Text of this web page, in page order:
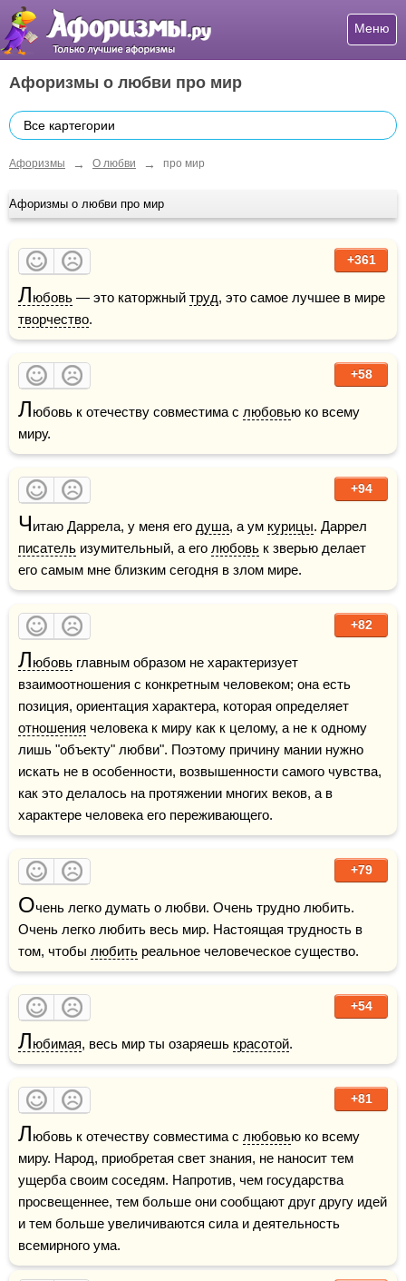
Меню
Афоризмы о любви про мир
Все картегории
Афоризмы → О любви → про мир
Афоризмы о любви про мир
+361
Любовь — это каторжный труд
творчество.
+58
Любовь к отечеству совместима с любовью ко всему
миру.
+94
Читаю Даррела, у меня его душа, а ум курицы
писатель изумительный, а его любовь к зверью делает
его самым мне близким сегодня в злом мире.
+82
Любовь главным образом не характеризует
взаимоотношения с конкретным человеком; она есть
отношения человека к миру как к целому, а не к одному
лишь "объекту" любви". Поэтому причину мании нужно
искать не в особенности, возвышенности самого чувства,
как это делалось на протяжении многих веков, а в
характере человека его переживающего.
+79
Очень легко думать о любви. Очень трудно любить.
Очень легко любить весь мир. Настоящая трудность в
том, чтобы любить реальное человеческое существо.
+54
Любимая, весь мир ты озаряешь красотой.
+81
Любовь к отечеству совместима с любовью ко всему
миру. Народ, приобретая свет знания, не наносит тем
ущерба своим соседям. Напротив, чем государства
просвещеннее, тем больше они сообщают друг другу идей
и тем больше увеличиваются сила и деятельность
всемирного ума.